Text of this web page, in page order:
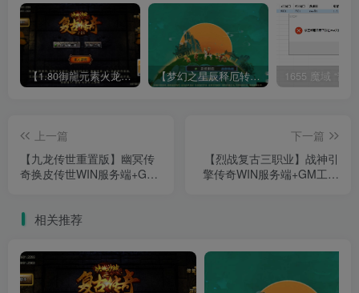
【1.80御龍元素火龙[摸摸登陆器]】战神引擎WIN服务端+GM工具+充值后台+双端+架设教程 【梦幻之星辰释厄转尊享挂机版】MT3换皮梦幻西游Linux服务端+GM后台+双端+源码+架设教程
上一篇
【九龙传世重置版】幽冥传
奇换皮传世WIN服务端+GM
下一篇
【烈战复古三职业】战神引
擎传奇WIN服务端+GM工具
相关推荐